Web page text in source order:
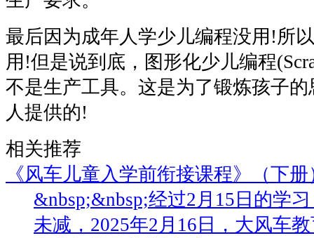
最后因为成年人学少儿编程没用!所
用!但是说到底，图形化少儿编程
不是生产工具。这是为了锻炼孩子
人提供的!
相关推荐
《风车儿童入学前衔接课程》（下
&nbsp;&nbsp;经过2月15日的学
未减，2025年2月16日，大风车